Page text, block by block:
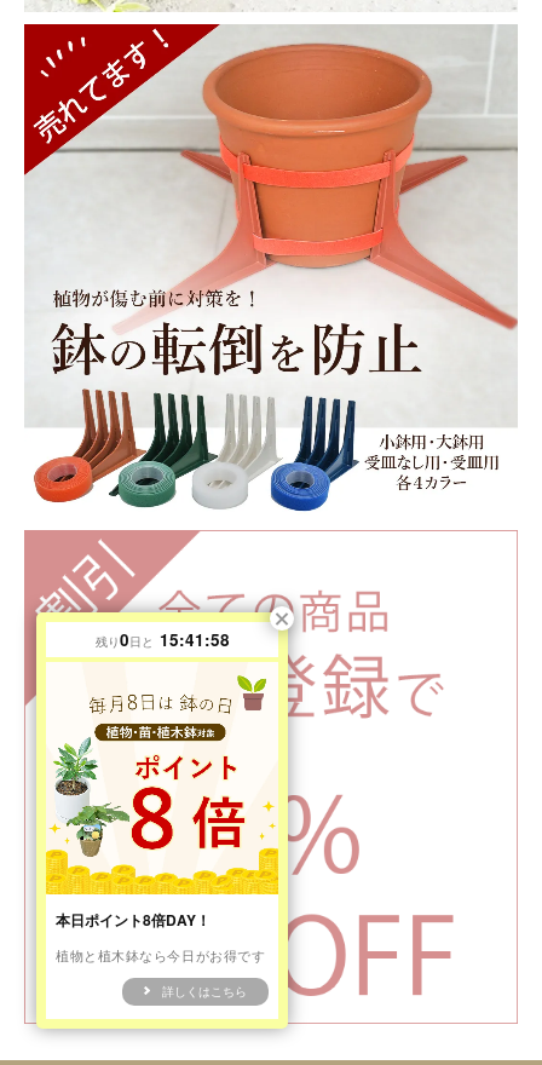
残り0日と 15:41:56
本日ポイント8倍DAY！
植物と植木鉢なら今日がお得です
詳しくはこちら